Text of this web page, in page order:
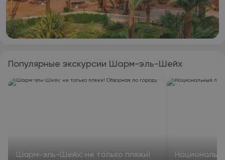
Популярные экскурсии Шарм-эль-Шейх
Шарм-эль-Шейх: не только пляжи!